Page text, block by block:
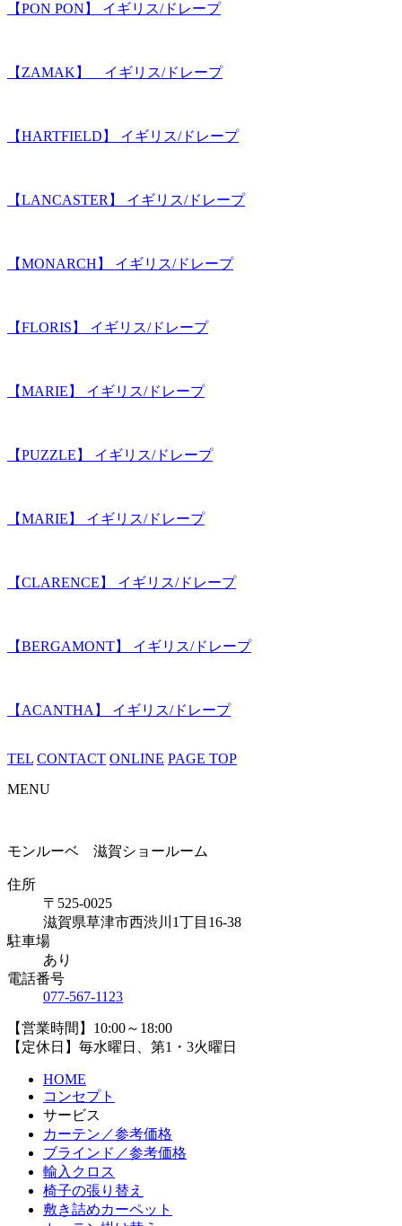
【PON PON】 イギリス/ドレープ
【ZAMAK】 イギリス/ドレープ
【HARTFIELD】 イギリス/ドレープ
【LANCASTER】 イギリス/ドレープ
【MONARCH】 イギリス/ドレープ
【FLORIS】 イギリス/ドレープ
【MARIE】 イギリス/ドレープ
【PUZZLE】 イギリス/ドレープ
【MARIE】 イギリス/ドレープ
【CLARENCE】 イギリス/ドレープ
【BERGAMONT】 イギリス/ドレープ
【ACANTHA】 イギリス/ドレープ
TEL CONTACT ONLINE PAGE TOP
MENU
モンルーベ 滋賀ショールーム
住所
〒525-0025
滋賀県草津市西渋川1丁目16-38
駐車場
あり
電話番号
077-567-1123
【営業時間】10:00～18:00
【定休日】毎水曜日、第1・3火曜日
HOME
コンセプト
サービス
カーテン／参考価格
ブラインド／参考価格
輸入クロス
椅子の張り替え
敷き詰めカーペット